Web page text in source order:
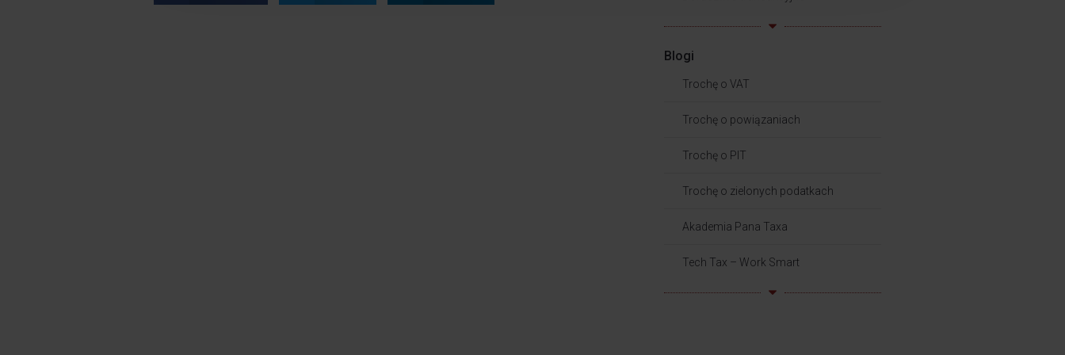
Blogi
Trochę o VAT
Trochę o powiązaniach​
Trochę o PIT
Trochę o zielonych podatkach
Akademia Pana Taxa
Tech Tax – Work Smart